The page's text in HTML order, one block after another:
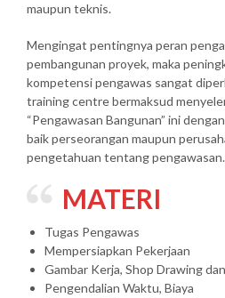
maupun teknis.
Mengingat pentingnya peran
pembangunan proyek, maka
kompetensi pengawas sangat
training centre bermaksud
“Pengawasan Bangunan” ini
baik perseorangan maupun
pengetahuan tentang pengawasan.
MATERI
Tugas Pengawas
Mempersiapkan Pekerjaan
Gambar Kerja, Shop Drawing
Pengendalian Waktu, Biaya